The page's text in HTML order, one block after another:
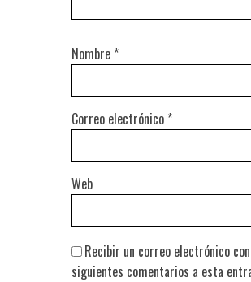
Nombre *
Correo electrónico *
Web
Recibir un correo electrónico
siguientes comentarios a esta